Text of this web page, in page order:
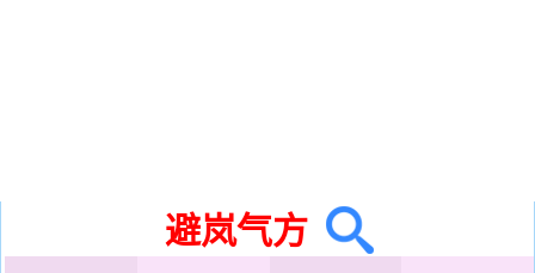
避岚气方